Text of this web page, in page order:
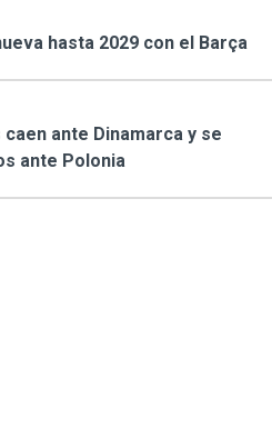
hasta 2029 con el Barça
ante Dinamarca y se
ante Polonia